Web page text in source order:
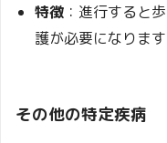
特徴：進行すると
護が必要になります
その他の特定疾病